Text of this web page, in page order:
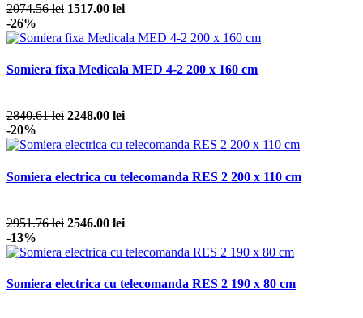
2074.56 lei 1517.00 lei
-26%
Somiera fixa Medicala MED 4-2 200 x 160 cm
2840.61 lei 2248.00 lei
-20%
Somiera electrica cu telecomanda RES 2 200 x 110 cm
2951.76 lei 2546.00 lei
-13%
Somiera electrica cu telecomanda RES 2 190 x 80 cm